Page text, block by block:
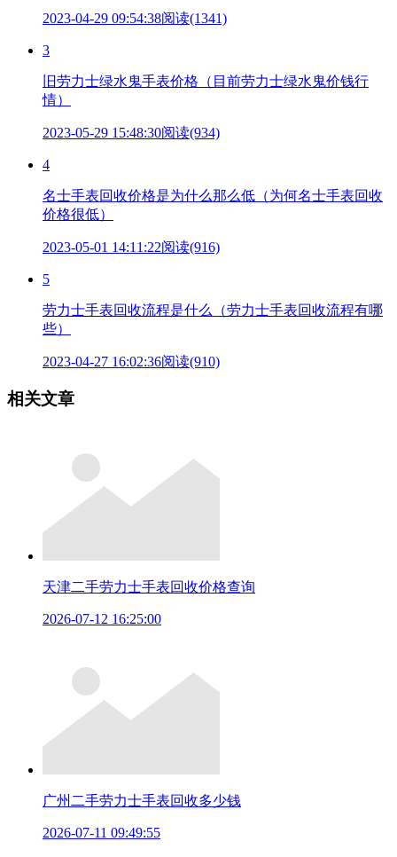
2023-04-29 09:54:38阅读(1341)
3
旧劳力士绿水鬼手表价格（目前劳力士绿水鬼价钱行
情）
2023-05-29 15:48:30阅读(934)
4
名士手表回收价格是为什么那么低（为何名士手表回收
价格很低）
2023-05-01 14:11:22阅读(916)
5
劳力士手表回收流程是什么（劳力士手表回收流程有哪
些）
2023-04-27 16:02:36阅读(910)
相关文章
天津二手劳力士手表回收价格查询
2026-07-12 16:25:00
广州二手劳力士手表回收多少钱
2026-07-11 09:49:55